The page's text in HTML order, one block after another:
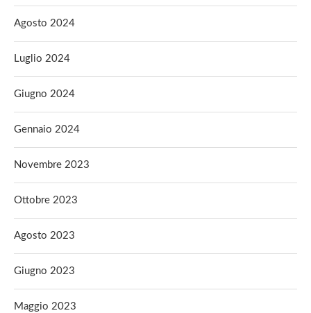
Agosto 2024
Luglio 2024
Giugno 2024
Gennaio 2024
Novembre 2023
Ottobre 2023
Agosto 2023
Giugno 2023
Maggio 2023